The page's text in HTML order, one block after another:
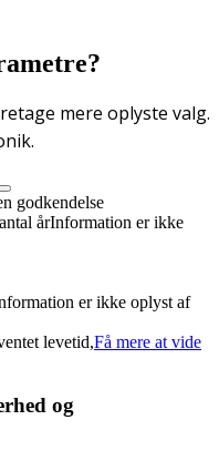
mere oplyste valg.
godkendelse
årInformation er ikke
er ikke oplyst af
levetid,Få mere at vide
og